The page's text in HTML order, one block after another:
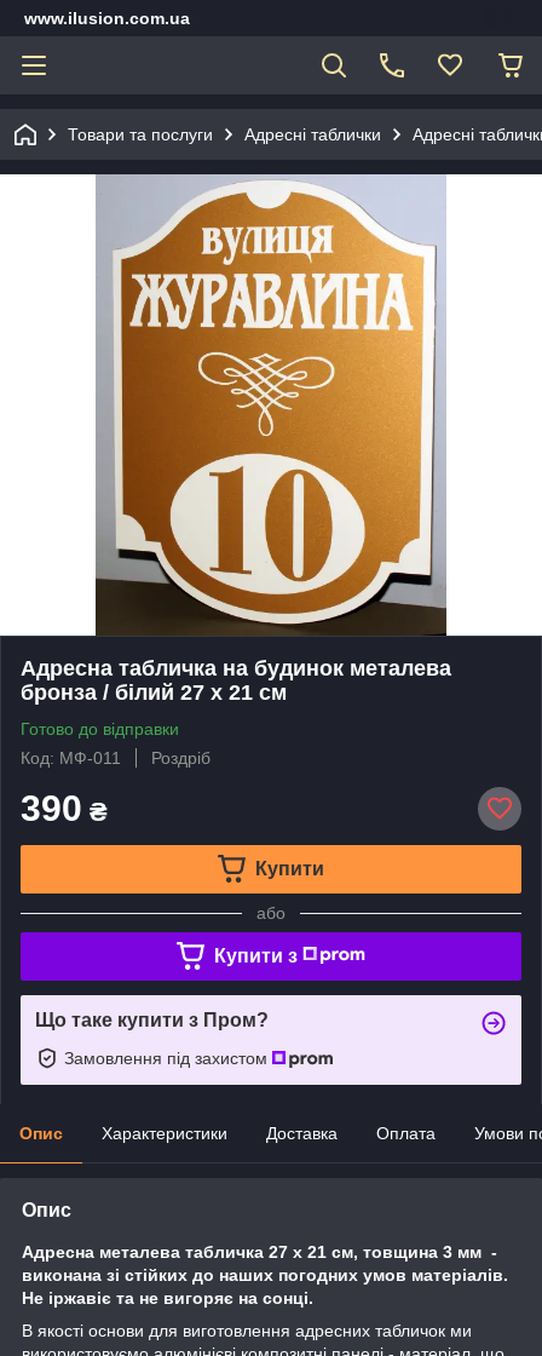
www.ilusion.com.ua
Товари та послуги Адресні таблички Адресні
Адресна табличка на будинок металева
бронза / білий 27 х 21 см
Готово до відправки
Код: МФ-011
Роздріб
390 ₴
Купити
або
Купити з
Що таке купити з Пром?
Замовлення під захистом
Опис Характеристики Доставка Оплата Умови
Опис
Адресна металева табличка 27 х 21 см, товщина 3 мм -
виконана зі стійких до наших погодних умов матеріалів.
Не іржавіє та не вигоряє на сонці.
В якості основи для виготовлення адресних табличок ми